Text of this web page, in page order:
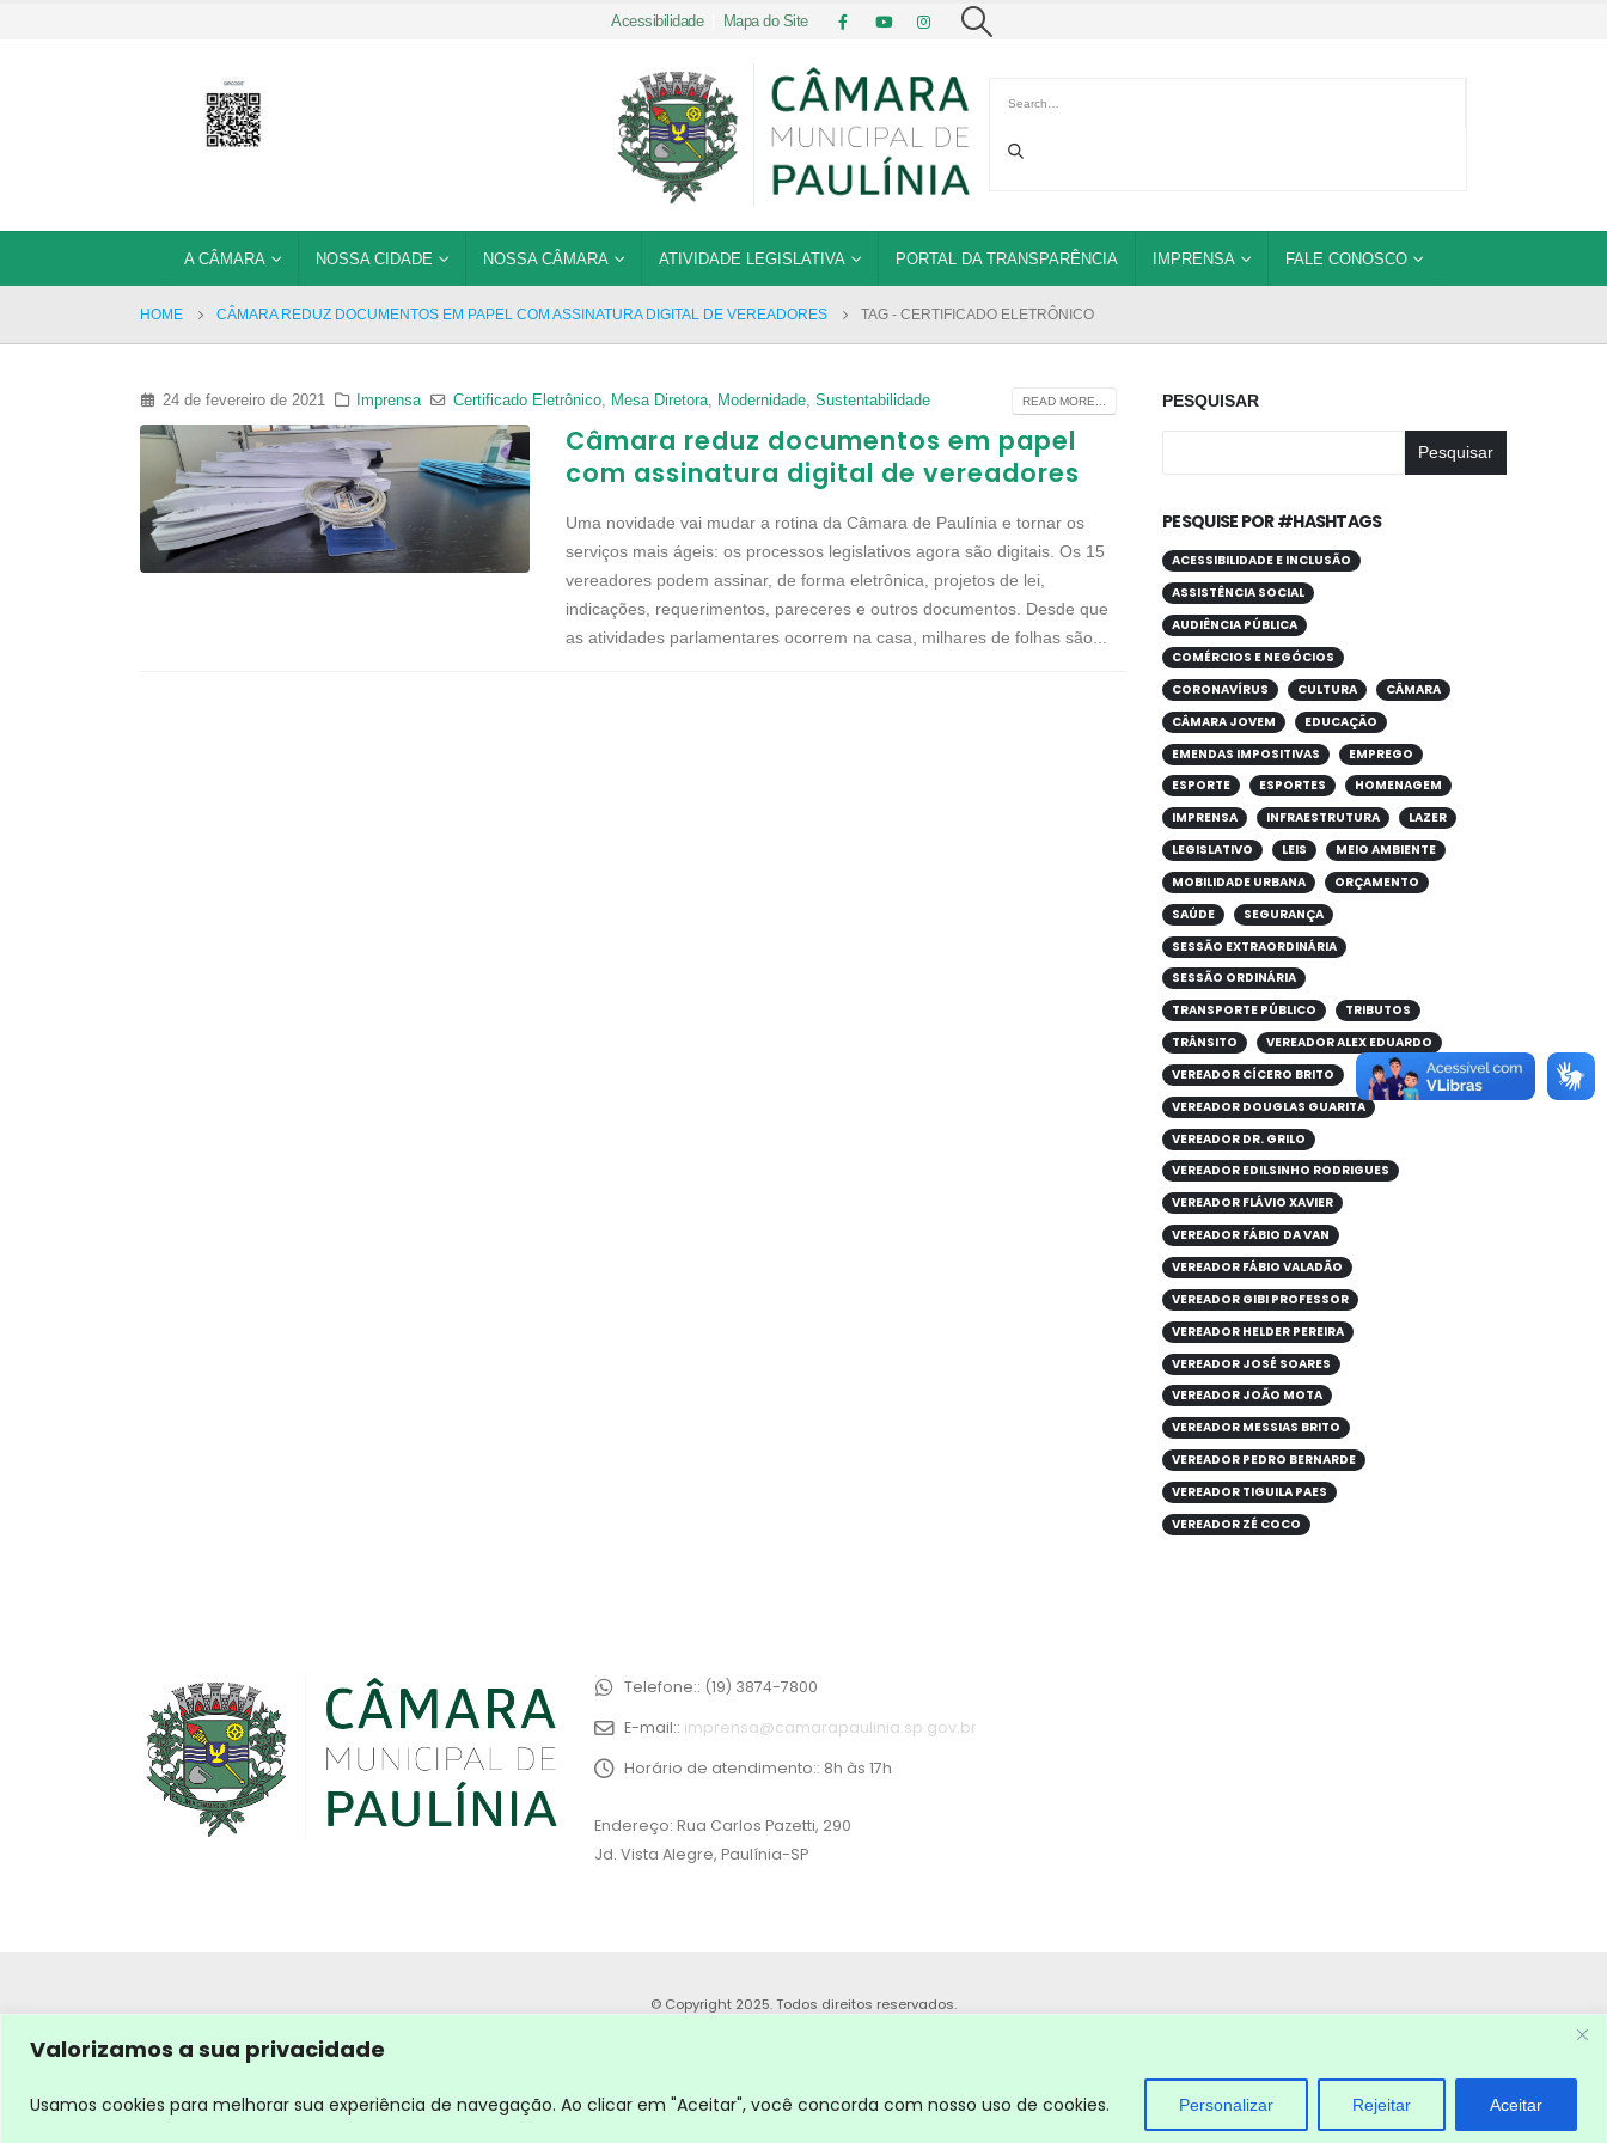
Valorizamos a sua privacidade
Usamos cookies para melhorar sua experiência de navegação. Ao clicar em "Aceitar", você concorda com nosso uso de cookies. Personalizar Rejeitar Aceitar
Acessibilidade| Mapa do Site
A CÂMARA NOSSA CIDADE NOSSA CÂMARA ATIVIDADE LEGISLATIVA PORTAL DA TRANSPARÊNCIA IMPRENSA FALE CONOSCO
HOME CÂMARA REDUZ DOCUMENTOS EM PAPEL COM ASSINATURA DIGITAL DE VEREADORES TAG - CERTIFICADO ELETRÔNICO
24 de fevereiro de 2021 Imprensa Certificado Eletrônico, Mesa Diretora, Modernidade, Sustentabilidade READ MORE...
Câmara reduz documentos em papel
com assinatura digital de vereadores
Uma novidade vai mudar a rotina da Câmara de Paulínia e tornar os
serviços mais ágeis: os processos legislativos agora são digitais. Os 15
vereadores podem assinar, de forma eletrônica, projetos de lei,
indicações, requerimentos, pareceres e outros documentos. Desde que
as atividades parlamentares ocorrem na casa, milhares de folhas são...
PESQUISAR
Pesquisar
PESQUISE POR #HASHTAGS
ACESSIBILIDADE E INCLUSÃO
ASSISTÊNCIA SOCIAL
AUDIÊNCIA PÚBLICA
COMÉRCIOS E NEGÓCIOS
CORONAVÍRUS
CULTURA
CÂMARA
CÂMARA JOVEM
EDUCAÇÃO
EMENDAS IMPOSITIVAS
EMPREGO
ESPORTE
ESPORTES
HOMENAGEM
IMPRENSA
INFRAESTRUTURA
LAZER
LEGISLATIVO
LEIS
MEIO AMBIENTE
MOBILIDADE URBANA
ORÇAMENTO
SAÚDE
SEGURANÇA
SESSÃO EXTRAORDINÁRIA
SESSÃO ORDINÁRIA
TRANSPORTE PÚBLICO
TRIBUTOS
TRÂNSITO
VEREADOR ALEX EDUARDO
VEREADOR CÍCERO BRITO
VEREADOR DOUGLAS GUARITA
VEREADOR DR. GRILO
VEREADOR EDILSINHO RODRIGUES
VEREADOR FLÁVIO XAVIER
VEREADOR FÁBIO DA VAN
VEREADOR FÁBIO VALADÃO
VEREADOR GIBI PROFESSOR
VEREADOR HELDER PEREIRA
VEREADOR JOSÉ SOARES
VEREADOR JOÃO MOTA
VEREADOR MESSIAS BRITO
VEREADOR PEDRO BERNARDE
VEREADOR TIGUILA PAES
VEREADOR ZÉ COCO
Telefone:: (19) 3874-7800
E-mail:: imprensa@camarapaulinia.sp.gov.br
Horário de atendimento:: 8h às 17h
Endereço: Rua Carlos Pazetti, 290
Jd. Vista Alegre, Paulínia-SP
© Copyright 2025. Todos direitos reservados.